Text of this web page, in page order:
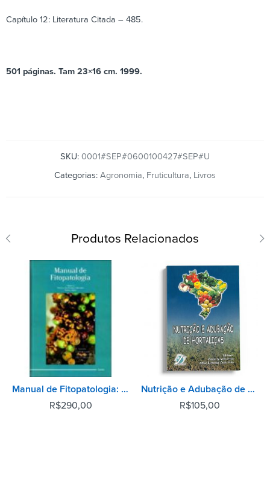
Capítulo 12: Literatura Citada – 485.
501 páginas. Tam 23×16 cm. 1999.
SKU: 0001#SEP#0600100427#SEP#U
Categorias: Agronomia, Fruticultura, Livros
Produtos Relacionados
Manual de Fitopatologia: Doenças das Plantas Cultivadas - Vol 2
R$290,00
Nutrição e Adubação de Hortaliças
R$105,00